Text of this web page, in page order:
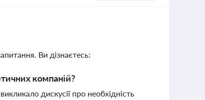
Ви дізнаєтесь:
компаній?
дискусії про необхідність